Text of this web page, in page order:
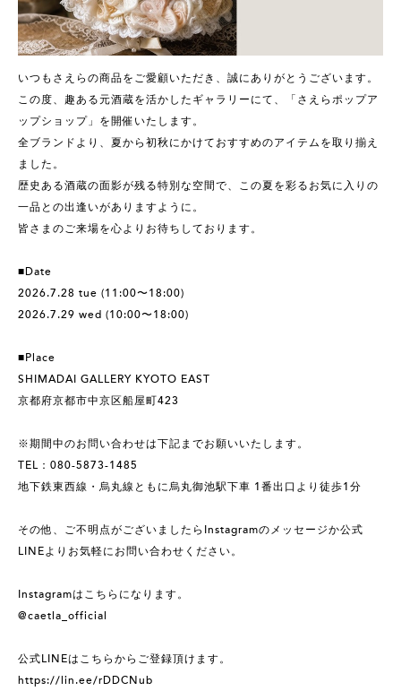
いつもさえらの商品をご愛顧いただき、誠にありがとうございます。
この度、趣ある元酒蔵を活かしたギャラリーにて、「さえらポップア
ップショップ」を開催いたします。
全ブランドより、夏から初秋にかけておすすめのアイテムを取り揃え
ました。
歴史ある酒蔵の面影が残る特別な空間で、この夏を彩るお気に入りの
一品との出逢いがありますように。
皆さまのご来場を心よりお待ちしております。
■Date
2026.7.28 tue (11:00〜18:00)
2026.7.29 wed (10:00〜18:00)
■Place
SHIMADAI GALLERY KYOTO EAST
京都府京都市中京区船屋町423
※期間中のお問い合わせは下記までお願いいたします。
TEL：080-5873-1485
地下鉄東西線・烏丸線ともに烏丸御池駅下車 1番出口より徒歩1分
その他、ご不明点がございましたらInstagramのメッセージか公式
LINEよりお気軽にお問い合わせください。
Instagramはこちらになります。
@caetla_official
公式LINEはこちらからご登録頂けます。
https://lin.ee/rDDCNub